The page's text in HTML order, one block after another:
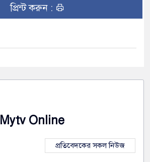
প্রিন্ট করুন :
Mytv Online
প্রতিবেদকের সকল নিউজ